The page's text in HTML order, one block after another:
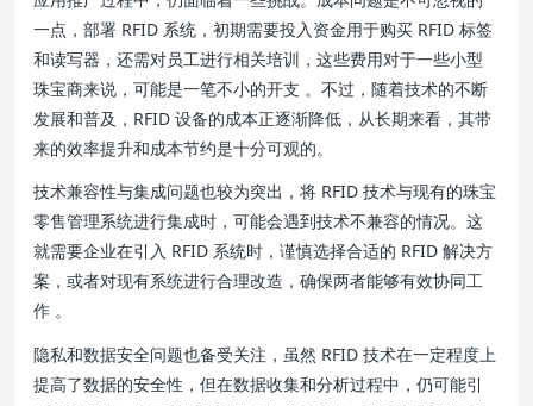
一点，部署 RFID 系统，初期需要投入资金用于购买 RFID 标签
和读写器，还需对员工进行相关培训，这些费用对于一些小型
珠宝商来说，可能是一笔不小的开支 。不过，随着技术的不断
发展和普及，RFID 设备的成本正逐渐降低，从长期来看，其带
来的效率提升和成本节约是十分可观的。
技术兼容性与集成问题也较为突出，将 RFID 技术与现有的珠宝
零售管理系统进行集成时，可能会遇到技术不兼容的情况。这
就需要企业在引入 RFID 系统时，谨慎选择合适的 RFID 解决方
案，或者对现有系统进行合理改造，确保两者能够有效协同工
作 。
隐私和数据安全问题也备受关注，虽然 RFID 技术在一定程度上
提高了数据的安全性，但在数据收集和分析过程中，仍可能引